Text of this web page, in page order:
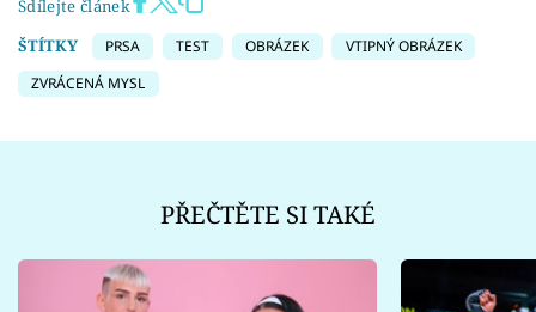
Sdílejte článek
ŠTÍTKY
PRSA TEST OBRÁZEK
VTIPNÝ OBRÁZEK
ZVRÁCENÁ MYSL
PŘEČTĚTE SI TAKÉ